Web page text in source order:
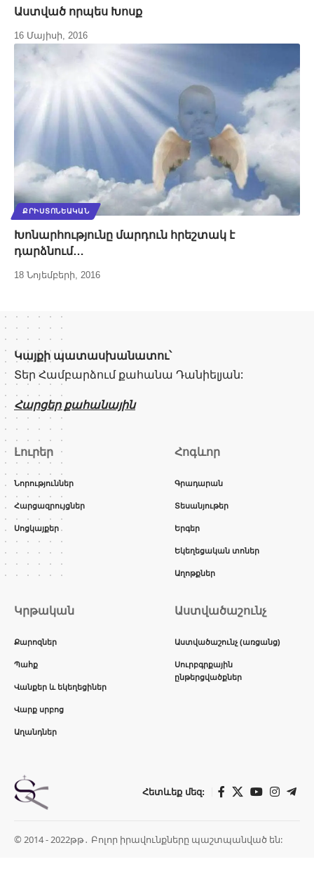
Աստված որպես Խոսք
16 Մայիսի, 2016
ՔՐԻՍՏՈՆԵԱԿԱՆ
Խոնարհությունը մարդուն հրեշտակ է
դարձնում…
18 Նոյեմբերի, 2016
Կայքի պատասխանատու՝
Տեր Համբարձում քահանա Դանիելյան:
Հարցեր քահանային
Լուրեր
Նորություններ
Հարցազրույցներ
Սոցկայքեր
Հոգևոր
Գրադարան
Տեսանյութեր
Երգեր
Եկեղեցական տոներ
Աղոթքներ
Կրթական
Քարոզներ
Պահք
Վանքեր և եկեղեցիներ
Վարք սրբոց
Աղանդներ
Աստվածաշունչ
Աստվածաշունչ (առցանց)
Սուրբգրքային
ընթերցվածքներ
Հետևեք մեզ:
© 2014 - 2022թթ․ Բոլոր իրավունքները պաշտպանված են: